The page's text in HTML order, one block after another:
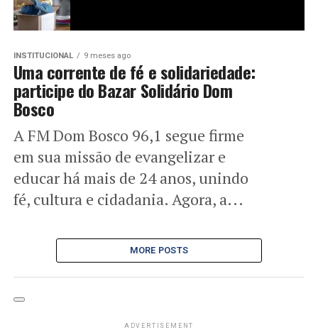
INSTITUCIONAL 9 meses ago
Uma corrente de fé e solidariedade:
participe do Bazar Solidário Dom
Bosco
A FM Dom Bosco 96,1 segue firme
em sua missão de evangelizar e
educar há mais de 24 anos, unindo
fé, cultura e cidadania. Agora, a...
MORE POSTS
ADVERTISEMENT